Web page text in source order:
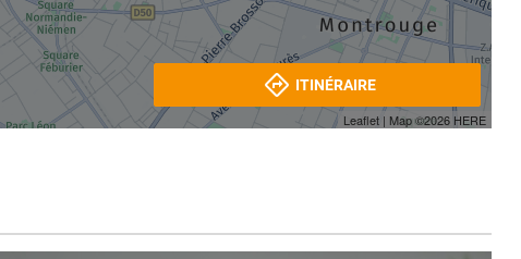
Leaflet | Map ©2026 HERE
ITINÉRAIRE